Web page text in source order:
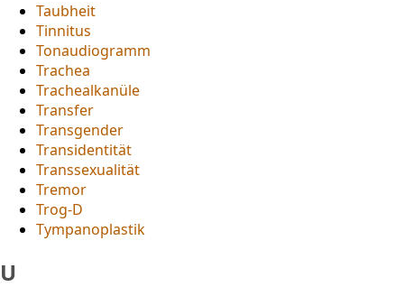
Taubheit
Tinnitus
Tonaudiogramm
Trachea
Trachealkanüle
Transfer
Transgender
Transidentität
Transsexualität
Tremor
Trog-D
Tympanoplastik
U